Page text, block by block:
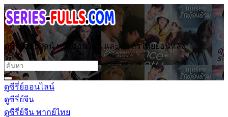
ดูซีรี่ย์ออนไลน์ หนังออนไลน์ และ ละครไทยย้อนหลัง
ดูซีรี่ย์ออนไลน์
ดูซีรี่ย์จีน
ดูซีรี่ย์จีน พากย์ไทย